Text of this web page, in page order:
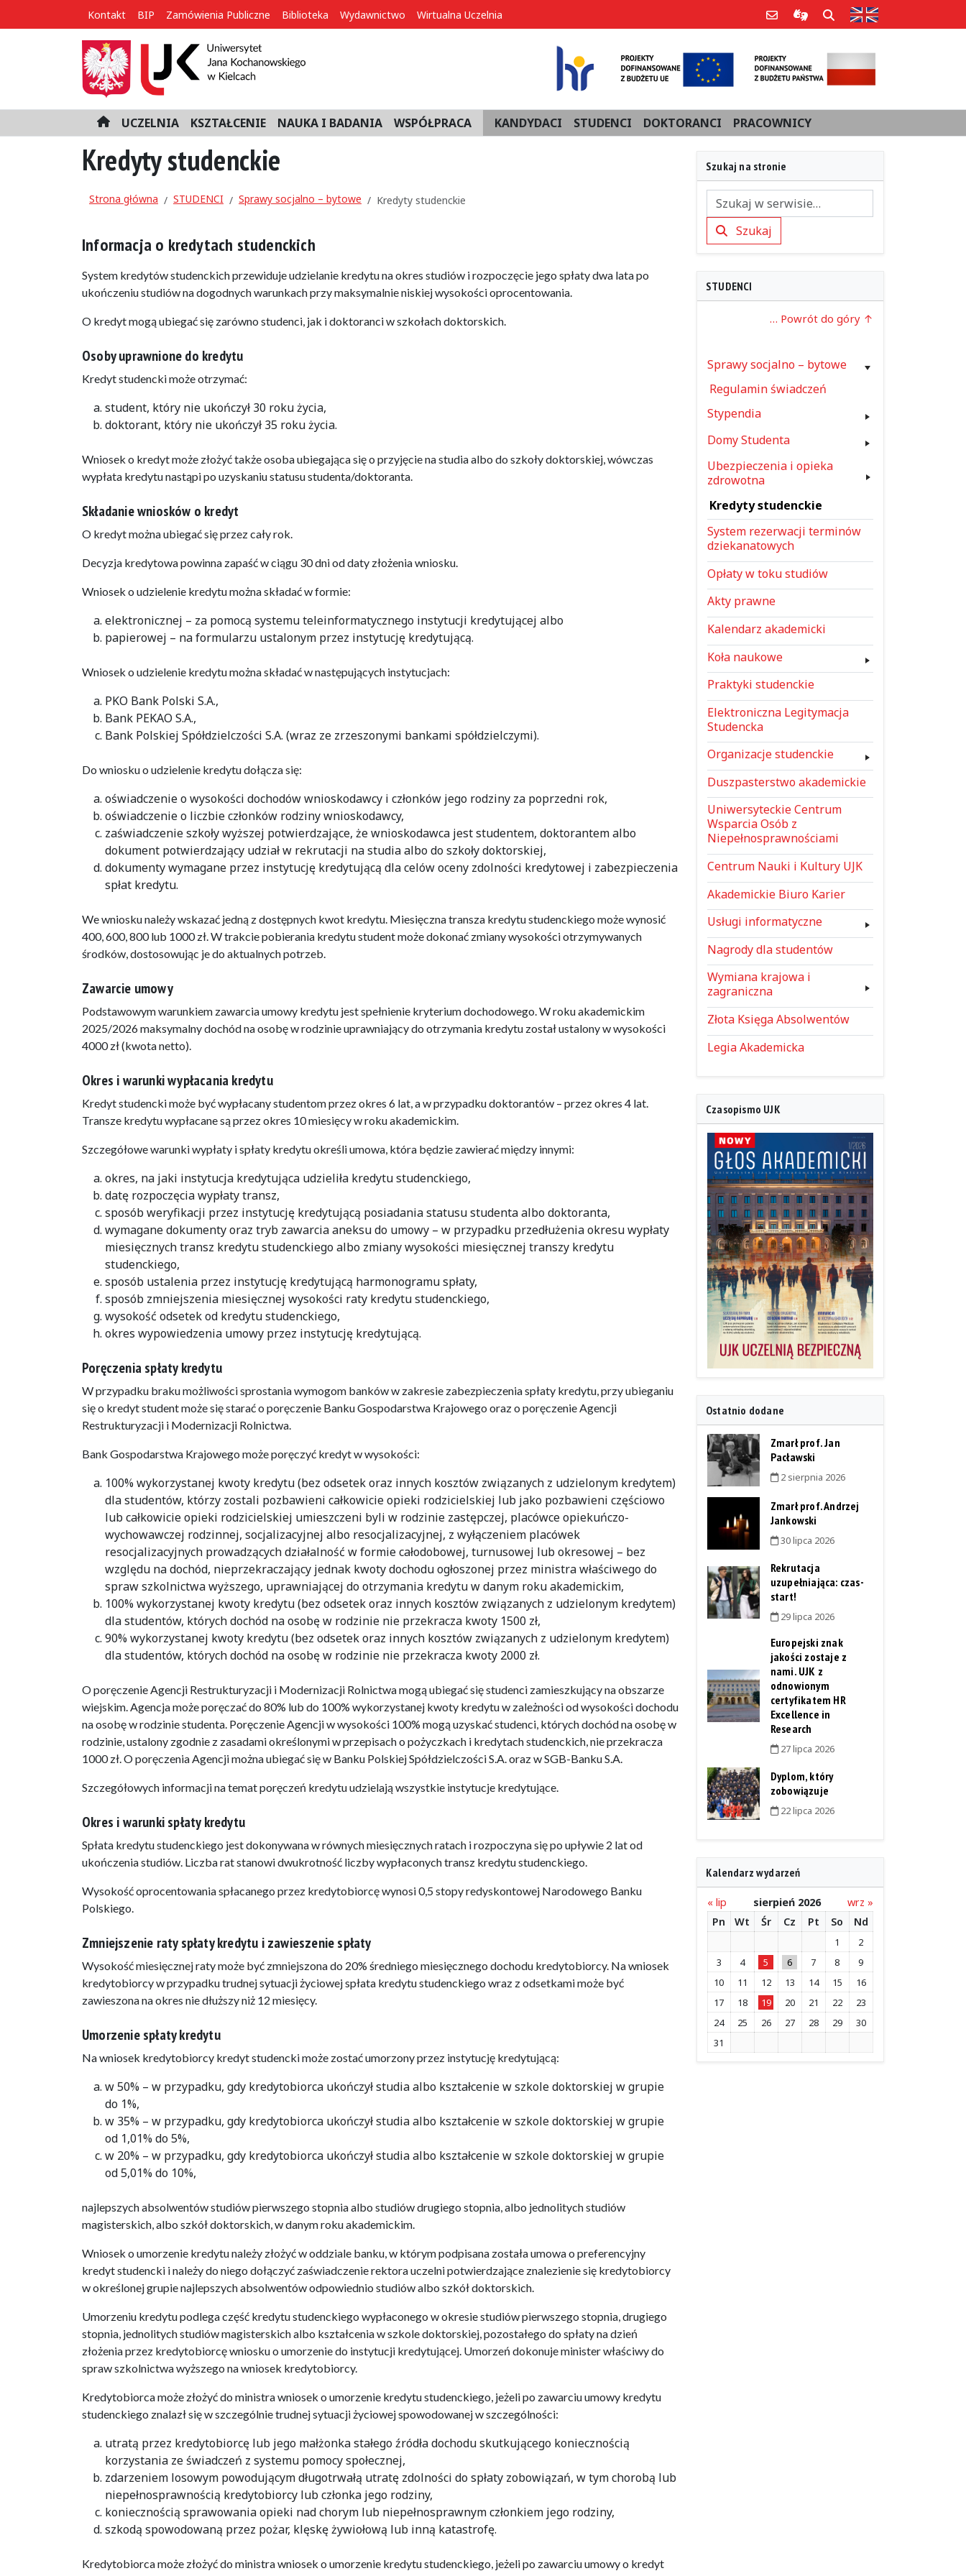
Kontakt BIP Zamówienia Publiczne Biblioteka Wydawnictwo Wirtualna Uczelnia Poczta e-mailInformacje dla użytkowników
Szukaj Strona w języku
H
o
m
e
UCZELNIA KSZTAŁCENIE NAUKA I BADANIA WSPÓŁPRACA KANDYDACI STUDENCI DOKTORANCI PRACOWNICY
Kredyty studenckie
Strona główna STUDENCI Sprawy socjalno – bytowe Kredyty studenckie
Informacja o kredytach studenckich
System kredytów studenckich przewiduje udzielanie kredytu na okres studiów i rozpoczęcie jego spłaty dwa lata po
ukończeniu studiów na dogodnych warunkach przy maksymalnie niskiej wysokości oprocentowania.
O kredyt mogą ubiegać się zarówno studenci, jak i doktoranci w szkołach doktorskich.
Osoby uprawnione do kredytu
Kredyt studencki może otrzymać:
student, który nie ukończył 30 roku życia,
doktorant, który nie ukończył 35 roku życia.
Wniosek o kredyt może złożyć także osoba ubiegająca się o przyjęcie na studia albo do szkoły doktorskiej, wówczas
wypłata kredytu nastąpi po uzyskaniu statusu studenta/doktoranta.
Składanie wniosków o kredyt
O kredyt można ubiegać się przez cały rok.
Decyzja kredytowa powinna zapaść w ciągu 30 dni od daty złożenia wniosku.
Wniosek o udzielenie kredytu można składać w formie:
elektronicznej – za pomocą systemu teleinformatycznego instytucji kredytującej albo
papierowej – na formularzu ustalonym przez instytucję kredytującą.
Wniosek o udzielenie kredytu można składać w następujących instytucjach:
PKO Bank Polski S.A.,
Bank PEKAO S.A.,
Bank Polskiej Spółdzielczości S.A. (wraz ze zrzeszonymi bankami spółdzielczymi).
Do wniosku o udzielenie kredytu dołącza się:
oświadczenie o wysokości dochodów wnioskodawcy i członków jego rodziny za poprzedni rok,
oświadczenie o liczbie członków rodziny wnioskodawcy,
zaświadczenie szkoły wyższej potwierdzające, że wnioskodawca jest studentem, doktorantem albo
dokument potwierdzający udział w rekrutacji na studia albo do szkoły doktorskiej,
dokumenty wymagane przez instytucję kredytującą dla celów oceny zdolności kredytowej i zabezpieczenia
spłat kredytu.
We wniosku należy wskazać jedną z dostępnych kwot kredytu. Miesięczna transza kredytu studenckiego może wynosić
400, 600, 800 lub 1000 zł. W trakcie pobierania kredytu student może dokonać zmiany wysokości otrzymywanych
środków, dostosowując je do aktualnych potrzeb.
Zawarcie umowy
Podstawowym warunkiem zawarcia umowy kredytu jest spełnienie kryterium dochodowego. W roku akademickim
2025/2026 maksymalny dochód na osobę w rodzinie uprawniający do otrzymania kredytu został ustalony w wysokości
4000 zł (kwota netto).
Okres i warunki wypłacania kredytu
Kredyt studencki może być wypłacany studentom przez okres 6 lat, a w przypadku doktorantów – przez okres 4 lat.
Transze kredytu wypłacane są przez okres 10 miesięcy w roku akademickim.
Szczegółowe warunki wypłaty i spłaty kredytu określi umowa, która będzie zawierać między innymi:
okres, na jaki instytucja kredytująca udzieliła kredytu studenckiego,
datę rozpoczęcia wypłaty transz,
sposób weryfikacji przez instytucję kredytującą posiadania statusu studenta albo doktoranta,
wymagane dokumenty oraz tryb zawarcia aneksu do umowy – w przypadku przedłużenia okresu wypłaty
miesięcznych transz kredytu studenckiego albo zmiany wysokości miesięcznej transzy kredytu
studenckiego,
sposób ustalenia przez instytucję kredytującą harmonogramu spłaty,
sposób zmniejszenia miesięcznej wysokości raty kredytu studenckiego,
wysokość odsetek od kredytu studenckiego,
okres wypowiedzenia umowy przez instytucję kredytującą.
Poręczenia spłaty kredytu
W przypadku braku możliwości sprostania wymogom banków w zakresie zabezpieczenia spłaty kredytu, przy ubieganiu
się o kredyt student może się starać o poręczenie Banku Gospodarstwa Krajowego oraz o poręczenie Agencji
Restrukturyzacji i Modernizacji Rolnictwa.
Bank Gospodarstwa Krajowego może poręczyć kredyt w wysokości:
100% wykorzystanej kwoty kredytu (bez odsetek oraz innych kosztów związanych z udzielonym kredytem)
dla studentów, którzy zostali pozbawieni całkowicie opieki rodzicielskiej lub jako pozbawieni częściowo
lub całkowicie opieki rodzicielskiej umieszczeni byli w rodzinie zastępczej, placówce opiekuńczo-
wychowawczej rodzinnej, socjalizacyjnej albo resocjalizacyjnej, z wyłączeniem placówek
resocjalizacyjnych prowadzących działalność w formie całodobowej, turnusowej lub okresowej – bez
względu na dochód, nieprzekraczający jednak kwoty dochodu ogłoszonej przez ministra właściwego do
spraw szkolnictwa wyższego, uprawniającej do otrzymania kredytu w danym roku akademickim,
100% wykorzystanej kwoty kredytu (bez odsetek oraz innych kosztów związanych z udzielonym kredytem)
dla studentów, których dochód na osobę w rodzinie nie przekracza kwoty 1500 zł,
90% wykorzystanej kwoty kredytu (bez odsetek oraz innych kosztów związanych z udzielonym kredytem)
dla studentów, których dochód na osobę w rodzinie nie przekracza kwoty 2000 zł.
O poręczenie Agencji Restrukturyzacji i Modernizacji Rolnictwa mogą ubiegać się studenci zamieszkujący na obszarze
wiejskim. Agencja może poręczać do 80% lub do 100% wykorzystanej kwoty kredytu w zależności od wysokości dochodu
na osobę w rodzinie studenta. Poręczenie Agencji w wysokości 100% mogą uzyskać studenci, których dochód na osobę w
rodzinie, ustalony zgodnie z zasadami określonymi w przepisach o pożyczkach i kredytach studenckich, nie przekracza
1000 zł. O poręczenia Agencji można ubiegać się w Banku Polskiej Spółdzielczości S.A. oraz w SGB-Banku S.A.
Szczegółowych informacji na temat poręczeń kredytu udzielają wszystkie instytucje kredytujące.
Okres i warunki spłaty kredytu
Spłata kredytu studenckiego jest dokonywana w równych miesięcznych ratach i rozpoczyna się po upływie 2 lat od
ukończenia studiów. Liczba rat stanowi dwukrotność liczby wypłaconych transz kredytu studenckiego.
Wysokość oprocentowania spłacanego przez kredytobiorcę wynosi 0,5 stopy redyskontowej Narodowego Banku
Polskiego.
Zmniejszenie raty spłaty kredytu i zawieszenie spłaty
Wysokość miesięcznej raty może być zmniejszona do 20% średniego miesięcznego dochodu kredytobiorcy. Na wniosek
kredytobiorcy w przypadku trudnej sytuacji życiowej spłata kredytu studenckiego wraz z odsetkami może być
zawieszona na okres nie dłuższy niż 12 miesięcy.
Umorzenie spłaty kredytu
Na wniosek kredytobiorcy kredyt studencki może zostać umorzony przez instytucję kredytującą:
w 50% – w przypadku, gdy kredytobiorca ukończył studia albo kształcenie w szkole doktorskiej w grupie
do 1%,
w 35% – w przypadku, gdy kredytobiorca ukończył studia albo kształcenie w szkole doktorskiej w grupie
od 1,01% do 5%,
w 20% – w przypadku, gdy kredytobiorca ukończył studia albo kształcenie w szkole doktorskiej w grupie
od 5,01% do 10%,
najlepszych absolwentów studiów pierwszego stopnia albo studiów drugiego stopnia, albo jednolitych studiów
magisterskich, albo szkół doktorskich, w danym roku akademickim.
Wniosek o umorzenie kredytu należy złożyć w oddziale banku, w którym podpisana została umowa o preferencyjny
kredyt studencki i należy do niego dołączyć zaświadczenie rektora uczelni potwierdzające znalezienie się kredytobiorcy
w określonej grupie najlepszych absolwentów odpowiednio studiów albo szkół doktorskich.
Umorzeniu kredytu podlega część kredytu studenckiego wypłaconego w okresie studiów pierwszego stopnia, drugiego
stopnia, jednolitych studiów magisterskich albo kształcenia w szkole doktorskiej, pozostałego do spłaty na dzień
złożenia przez kredytobiorcę wniosku o umorzenie do instytucji kredytującej. Umorzeń dokonuje minister właściwy do
spraw szkolnictwa wyższego na wniosek kredytobiorcy.
Kredytobiorca może złożyć do ministra wniosek o umorzenie kredytu studenckiego, jeżeli po zawarciu umowy kredytu
studenckiego znalazł się w szczególnie trudnej sytuacji życiowej spowodowanej w szczególności:
utratą przez kredytobiorcę lub jego małżonka stałego źródła dochodu skutkującego koniecznością
korzystania ze świadczeń z systemu pomocy społecznej,
zdarzeniem losowym powodującym długotrwałą utratę zdolności do spłaty zobowiązań, w tym chorobą lub
niepełnosprawnością kredytobiorcy lub członka jego rodziny,
koniecznością sprawowania opieki nad chorym lub niepełnosprawnym członkiem jego rodziny,
szkodą spowodowaną przez pożar, klęskę żywiołową lub inną katastrofę.
Kredytobiorca może złożyć do ministra wniosek o umorzenie kredytu studenckiego, jeżeli po zawarciu umowy o kredyt
Szukaj na stronie
SzukajSzukaj
STUDENCI
… Powrót do góry
Sprawy socjalno – bytowe
Regulamin świadczeń
Stypendia
Domy Studenta
Ubezpieczenia i opieka
zdrowotna
Kredyty studenckie
System rezerwacji terminów
dziekanatowych
Opłaty w toku studiów
Akty prawne
Kalendarz akademicki
Koła naukowe
Praktyki studenckie
Elektroniczna Legitymacja
Studencka
Organizacje studenckie
Duszpasterstwo akademickie
Uniwersyteckie Centrum
Wsparcia Osób z
Niepełnosprawnościami
Centrum Nauki i Kultury UJK
Akademickie Biuro Karier
Usługi informatyczne
Nagrody dla studentów
Wymiana krajowa i
zagraniczna
Złota Księga Absolwentów
Legia Akademicka
Czasopismo UJK
Ostatnio dodane
Zmarł prof. Jan
Pacławski
2 sierpnia 2026
Zmarł prof. Andrzej
Jankowski
30 lipca 2026
Rekrutacja
uzupełniająca: czas-
start!
29 lipca 2026
Europejski znak
jakości zostaje z
nami. UJK z
odnowionym
certyfikatem HR
Excellence in
Research
27 lipca 2026
Dyplom, który
zobowiązuje
22 lipca 2026
Kalendarz wydarzeń
« lip sierpień 2026
wrz »
Pn
Wt Śr Cz Pt So Nd
1
2
3
4 5 6 7 8
9
10
11 12 13 14 15
16
17
18 19 20 21 22
23
24
25 26 27 28 29
30
31